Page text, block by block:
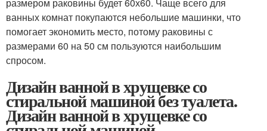
ванных комнат покупаются небольшие машинки, что
помогает экономить место, потому раковины с
размерами 60 на 50 см пользуются наибольшим
спросом.
Дизайн ванной в хрущевке со
стиральной машиной без туалета.
Дизайн ванной в хрущевке со